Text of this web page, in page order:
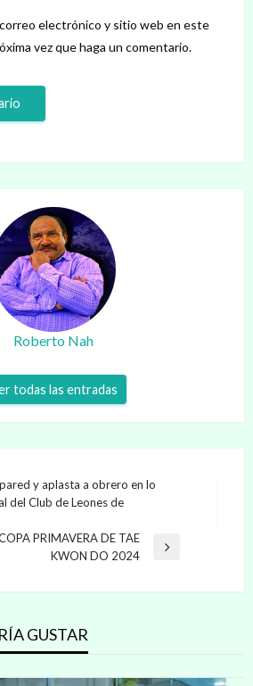
electrónico y sitio web en este
vez que haga un comentario.
Roberto Nah
todas las entradas
y aplasta a obrero en lo
del Club de Leones de
PRIMAVERA DE TAE
KWON DO 2024
GUSTAR